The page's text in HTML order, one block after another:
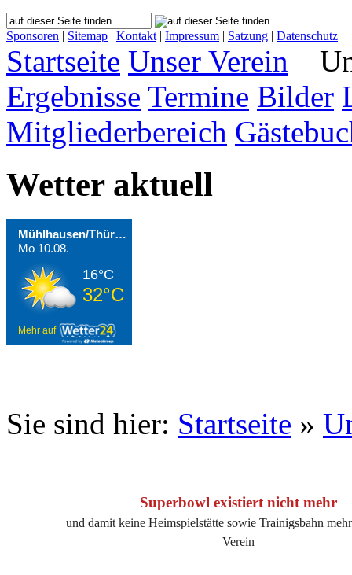
Sponsoren | Sitemap | Kontakt | Impressum | Satzung | Datenschutz
Startseite Unser Verein
Ergebnisse Termine Bilder
Mitgliederbereich
Wetter aktuell
Mühlhausen/Thüringen
Mo 10.08.
16°C
32°C
Mehr auf
Sie sind hier: Startseite »
Superbowl existiert nicht mehr
und damit keine Heimspielstätte sowie Trainigsbahn
Verein